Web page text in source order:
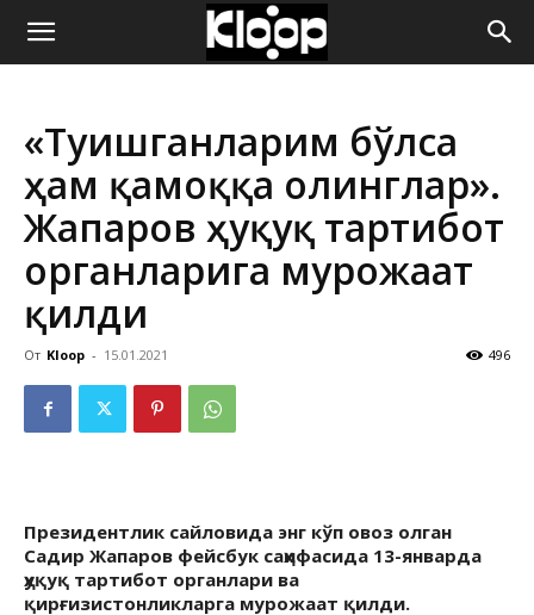
ҚИРҒИЗИСТОН
ЯНГИЛИКЛАРИ
«Туғишганларим бўлса
ҳам қамоққа олинглар».
Жапаров ҳуқуқ тартибот
органларига мурожаат
қилди
От Kloop - 15.01.2021 496
Президентлик сайловида энг кўп овоз олган
Садир Жапаров фейсбук саҳифасида 13-январда
ҳуқуқ тартибот органлари ва
қирғизистонликларга мурожаат қилди.